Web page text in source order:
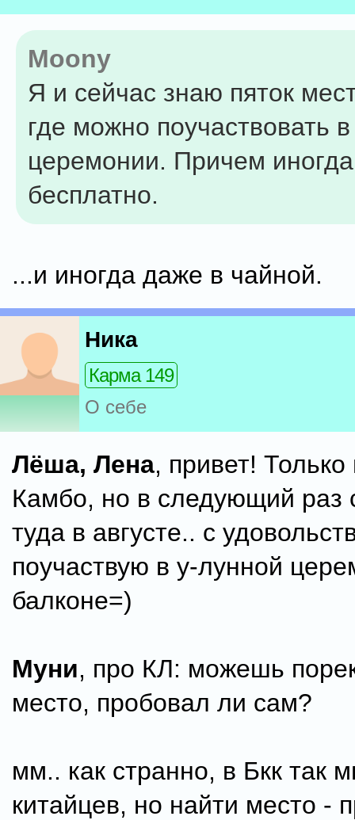
Moony
Я и сейчас знаю пяток
где можно поучаствовать в
церемонии. Причем
бесплатно.
...и иногда даже в чайной.
Ника
Карма 149
О себе
Лёша, Лена, привет!
Камбо, но в следующий раз
туда в августе.. с
поучаствую в у-лунной
балконе=)
Муни, про КЛ: можешь
место, пробовал ли сам?
мм.. как странно, в Бкк так
китайцев, но найти место -